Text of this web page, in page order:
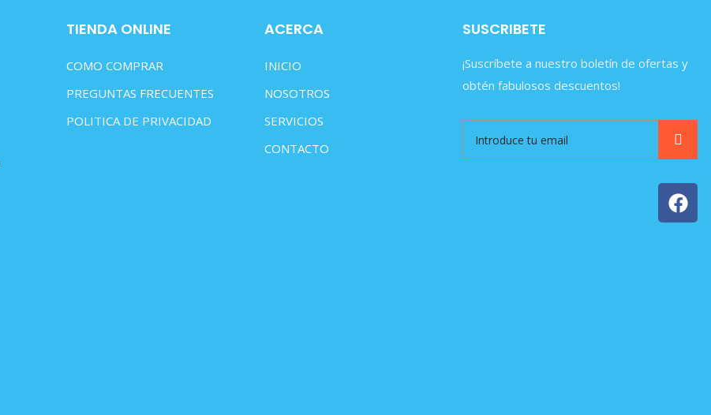
TIENDA ONLINE
COMO COMPRAR
PREGUNTAS FRECUENTES
POLITICA DE PRIVACIDAD
ACERCA
INICIO
NOSOTROS
SERVICIOS
CONTACTO
SUSCRIBETE
¡Suscríbete a nuestro boletín de ofertas y
obtén fabulosos descuentos!